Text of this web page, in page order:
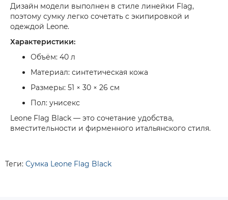
Дизайн модели выполнен в стиле линейки Flag,
поэтому сумку легко сочетать с экипировкой и
одеждой Leone.
Характеристики:
Объём: 40 л
Материал: синтетическая кожа
Размеры: 51 × 30 × 26 см
Пол: унисекс
Leone Flag Black — это сочетание удобства,
вместительности и фирменного итальянского стиля.
Теги: Сумка Leone Flag Black